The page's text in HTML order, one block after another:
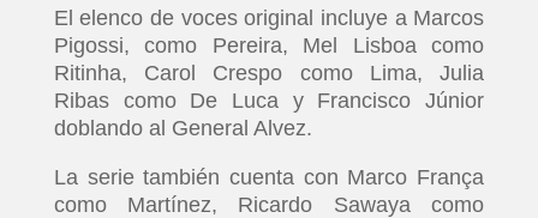
El elenco de voces original incluye a Marcos
Pigossi, como Pereira, Mel Lisboa como
Ritinha, Carol Crespo como Lima, Julia
Ribas como De Luca y Francisco Júnior
doblando al General Alvez.
La serie también cuenta con Marco França
como Martínez, Ricardo Sawaya como